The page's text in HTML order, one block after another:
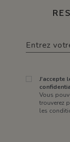
J'accepte
Vous
trouverez
les